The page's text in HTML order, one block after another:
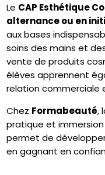
Le CAP Esthétique
alternance ou en
aux bases
soins des mains et
vente de produits
élèves apprennent
relation commerciale
Chez Formabeauté,
pratique et immersion
permet de
en gagnant en